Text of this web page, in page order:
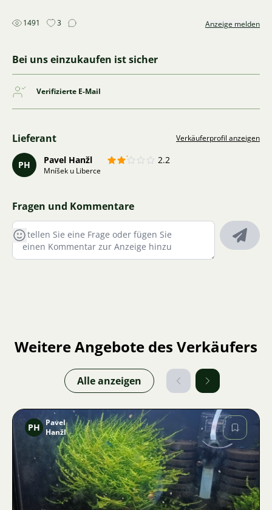
1491 3 Anzeige melden
Bei uns einzukaufen ist sicher
Verifizierte E-Mail
Lieferant Verkäuferprofil anzeigen
PH Pavel Hanžl 2.2
Mníšek u Liberce
Fragen und Kommentare
Weitere Angebote des Verkäufers
Alle anzeigen
Bild
PH
Pavel
Hanžl